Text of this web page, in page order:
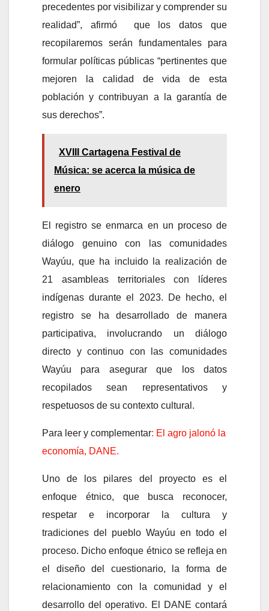
precedentes por visibilizar y comprender su
realidad”, afirmó que los datos que
recopilaremos serán fundamentales para
formular políticas públicas “pertinentes que
mejoren la calidad de vida de esta
población y contribuyan a la garantía de
sus derechos”.
XVIII Cartagena Festival de
Música: se acerca la música de
enero
El registro se enmarca en un proceso de
diálogo genuino con las comunidades
Wayúu, que ha incluido la realización de
21 asambleas territoriales con líderes
indígenas durante el 2023. De hecho, el
registro se ha desarrollado de manera
participativa, involucrando un diálogo
directo y continuo con las comunidades
Wayúu para asegurar que los datos
recopilados sean representativos y
respetuosos de su contexto cultural.
Para leer y complementar: El agro jalonó la
economía, DANE.
Uno de los pilares del proyecto es el
enfoque étnico, que busca reconocer,
respetar e incorporar la cultura y
tradiciones del pueblo Wayúu en todo el
proceso. Dicho enfoque étnico se refleja en
el diseño del cuestionario, la forma de
relacionamiento con la comunidad y el
desarrollo del operativo. El DANE contará